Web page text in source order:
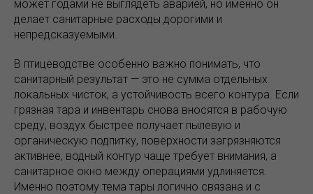
может годами не выглядеть аварией, но именно он
делает санитарные расходы дорогими и
непредсказуемыми.
В птицеводстве особенно важно понимать, что
санитарный результат — это не сумма отдельных
локальных чисток, а устойчивость всего контура. Если
грязная тара и инвентарь снова вносятся в рабочую
среду, воздух быстрее получает пылевую и
органическую подпитку, поверхности загрязняются
активнее, водный контур чаще требует внимания, а
санитарное окно между операциями удлиняется.
Именно поэтому тема тары логично связана и с